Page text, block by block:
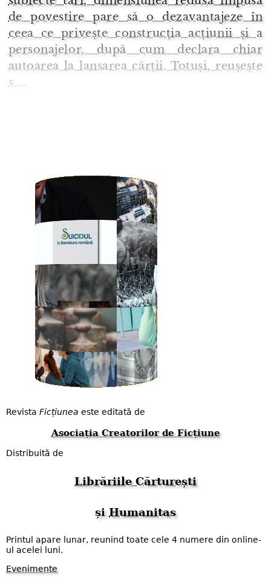
de povestire pare să o dezavantajeze în
ceea ce privește construcția acțiunii și a
personajelor, după cum declara chiar
autoarea la lansarea cărții. Totuși, reușește
s ...
Revista Ficțiunea este editată de
Asociația Creatorilor de Ficțiune
Distribuită de
Librăriile Cărturești
șiHumanitas
Printul apare lunar, reunind toate cele 4 numere din online-
ul acelei luni.
Evenimente